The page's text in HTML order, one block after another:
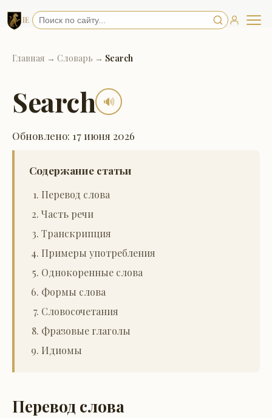
Главная → Словарь → Search
Search 🔊
Обновлено: 17 июня 2026
Содержание статьи
Перевод слова
Часть речи
Транскрипция
Примеры употребления
Однокоренные слова
Формы слова
Словосочетания
Фразовые глаголы
Идиомы
Перевод слова